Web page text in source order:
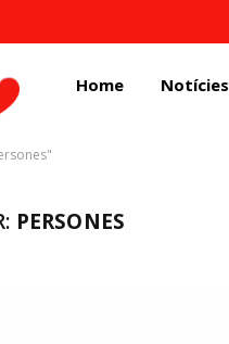
Home Notícies
PERSONES